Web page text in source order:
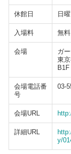
休館日 日
入場料 無料
会場
ガ
東
B1F
会場電話番
号
03-
会場URL
詳細URL
y/